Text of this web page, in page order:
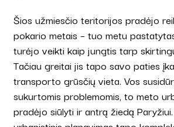
Šios užmiesčio teritorijos pradėjo
pokario metais – tuo metu
turėjo veikti kaip jungtis tarp
Tačiau greitai jis tapo savo paties
transporto grūsčių vieta. Vos
sukurtomis problemomis, to meto
pradėjo siūlyti ir antrą žiedą